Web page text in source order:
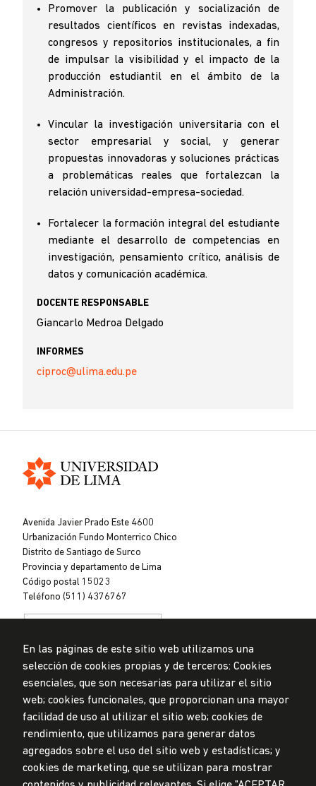
Promover la publicación y socialización de
resultados científicos en revistas indexadas,
congresos y repositorios institucionales, a fin
de impulsar la visibilidad y el impacto de la
producción estudiantil en el ámbito de la
Administración.
Vincular la investigación universitaria con el
sector empresarial y social, y generar
propuestas innovadoras y soluciones prácticas
a problemáticas reales que fortalezcan la
relación universidad-empresa-sociedad.
Fortalecer la formación integral del estudiante
mediante el desarrollo de competencias en
investigación, pensamiento crítico, análisis de
datos y comunicación académica.
DOCENTE RESPONSABLE
Giancarlo Medroa Delgado
INFORMES
ciproc@ulima.edu.pe
de
Lima
Avenida Javier Prado Este 4600
Urbanización Fundo Monterrico Chico
Distrito de Santiago de Surco
Provincia y departamento de Lima
Código postal 15023
Teléfono (511) 4376767
Privacidad de datos personales
Mesa de partes
© Universidad de Lima, 2024
Todos los derechos reservados
Diseñado porPartners
En las páginas de este sitio web utilizamos una
selección de cookies propias y de terceros: Cookies
esenciales, que son necesarias para utilizar el sitio
web; cookies funcionales, que proporcionan una mayor
facilidad de uso al utilizar el sitio web; cookies de
rendimiento, que utilizamos para generar datos
agregados sobre el uso del sitio web y estadísticas; y
cookies de marketing, que se utilizan para mostrar